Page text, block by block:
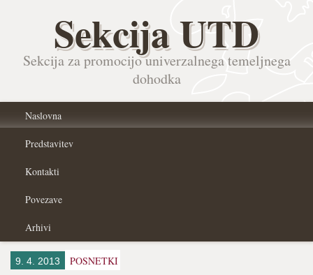
Sekcija UTD
Sekcija za promocijo univerzalnega temeljnega
dohodka
Naslovna
Predstavitev
Kontakti
Povezave
Arhivi
9. 4. 2013 POSNETKI